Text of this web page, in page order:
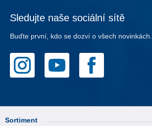
Sledujte naše sociální sítě
Buďte první, kdo se dozví o všech novinkách.
Sortiment